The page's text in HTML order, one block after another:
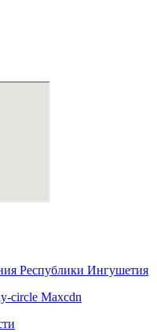
Республики Ингушетия
circle Maxcdn